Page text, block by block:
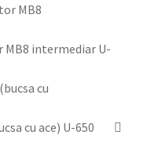
intermediar U-
cu ace) U-650